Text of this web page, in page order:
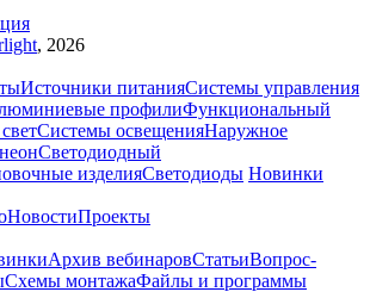
, 2026
Источники питанияСистемы управления
профилиФункциональный
Системы освещенияНаружное
Светодиодный
изделияСветодиоды Новинки
НовостиПроекты
Архив вебинаровСтатьиВопрос-
Схемы монтажаФайлы и программы